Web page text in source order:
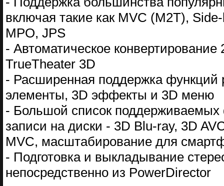
включая такие как MVC (M2T),
MPO, JPS
- Автоматическое
TrueTheater 3D
- Расширенная поддержка функций
элементы, 3D эффекты и 3D меню
- Большой список
записи на диски - 3D Blu-ray, 3D
MVC, масштабирование для
- Подготовка и выкладывание
непосредственно из PowerDirector